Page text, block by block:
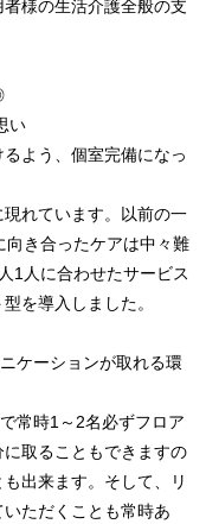
様の生活介護全般の支
い
よう、個室完備になっ
れています。以前の一
き合ったケアは中々難
1人に合わせたサービス
を導入しました。
ケーションが取れる環
常時1～2名必ずフロア
取ることもできますの
出来ます。そして、リ
ただくことも常時あ